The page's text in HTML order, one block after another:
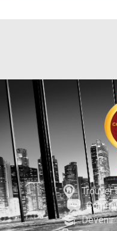
Trouver
Devenir